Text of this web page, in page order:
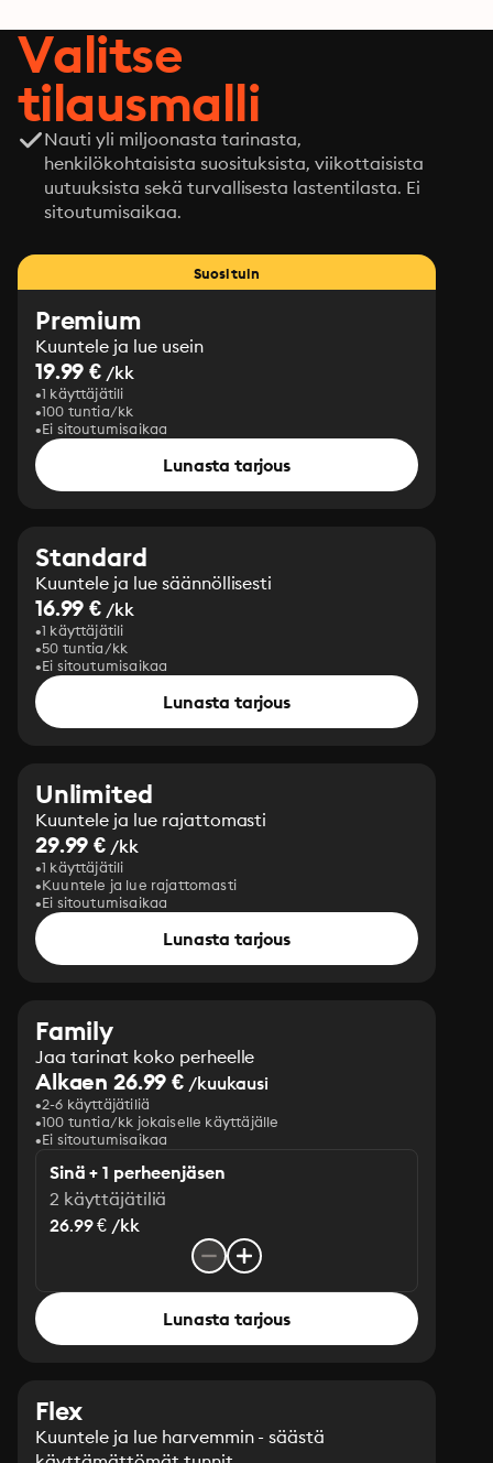
Valitse
tilausmalli
Nauti yli miljoonasta tarinasta,
henkilökohtaisista suosituksista, viikottaisista
uutuuksista sekä turvallisesta lastentilasta. Ei
sitoutumisaikaa.
Suosituin
Premium
Kuuntele ja lue usein
19.99 € /kk
1 käyttäjätili
100 tuntia/kk
Ei sitoutumisaikaa
Lunasta tarjous
Standard
Kuuntele ja lue säännöllisesti
16.99 € /kk
1 käyttäjätili
50 tuntia/kk
Ei sitoutumisaikaa
Lunasta tarjous
Unlimited
Kuuntele ja lue rajattomasti
29.99 € /kk
1 käyttäjätili
Kuuntele ja lue rajattomasti
Ei sitoutumisaikaa
Lunasta tarjous
Family
Jaa tarinat koko perheelle
Alkaen 26.99 € /kuukausi
2-6 käyttäjätiliä
100 tuntia/kk jokaiselle käyttäjälle
Ei sitoutumisaikaa
Sinä + 1 perheenjäsen
2 käyttäjätiliä
26.99 € /kk
Lunasta tarjous
Flex
Kuuntele ja lue harvemmin - säästä